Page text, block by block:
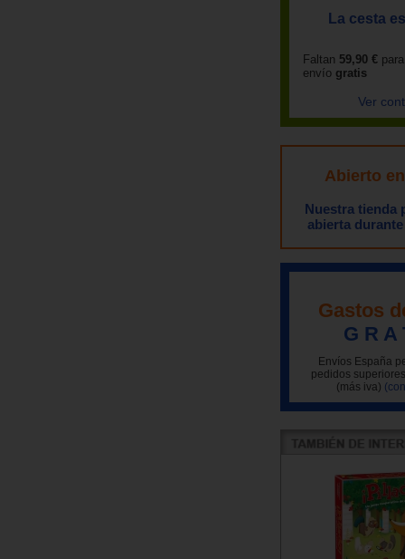
La cesta
Faltan 59,90 €
envío gratis
Ver
Abierto
Nuestra tienda
abierta
Gastos
G R A
Envíos España
pedidos
(más iva)